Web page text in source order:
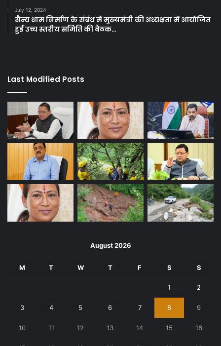
July 12, 2024
सैन्य धाम निर्माण के संबंध में मुख्यमंत्री की अध्यक्षता में आयोजित
हुई उच्च स्तरीय समिति की बैठक…
Last Modified Posts
August 2026
M T W T F S S
1 2
3 4 5 6 7 8 9
10 11 12 13 14 15 16